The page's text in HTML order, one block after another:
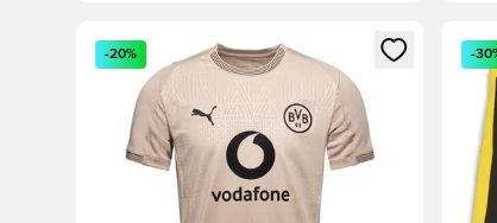
Åpner en Modal for å logge inn eller registrere
-20% -